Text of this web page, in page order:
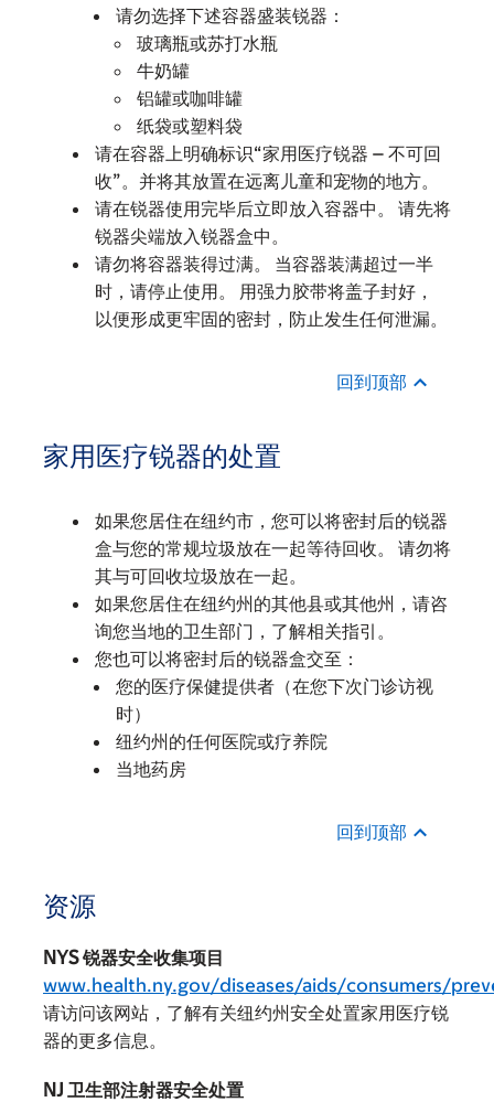
请勿选择下述容器盛装锐器：
玻璃瓶或苏打水瓶
牛奶罐
铝罐或咖啡罐
纸袋或塑料袋
请在容器上明确标识“家用医疗锐器 – 不可回
收”。并将其放置在远离儿童和宠物的地方。
请在锐器使用完毕后立即放入容器中。 请先将
锐器尖端放入锐器盒中。
请勿将容器装得过满。 当容器装满超过一半
时，请停止使用。 用强力胶带将盖子封好，
以便形成更牢固的密封，防止发生任何泄漏。
回到顶部
家用医疗锐器的处置
如果您居住在纽约市，您可以将密封后的锐器
盒与您的常规垃圾放在一起等待回收。 请勿将
其与可回收垃圾放在一起。
如果您居住在纽约州的其他县或其他州，请咨
询您当地的卫生部门，了解相关指引。
您也可以将密封后的锐器盒交至：
您的医疗保健提供者（在您下次门诊访视
时）
纽约州的任何医院或疗养院
当地药房
回到顶部
资源
NYS 锐器安全收集项目
www.health.ny.gov/diseases/aids/consumers/
请访问该网站，了解有关纽约州安全处置家用医疗锐
器的更多信息。
NJ 卫生部注射器安全处置